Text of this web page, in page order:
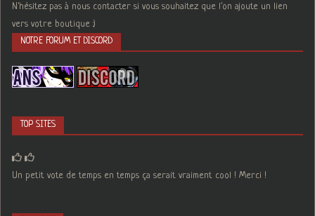
N'hésitez pas à nous contacter si vous souhaitez que l'on ajoute un lien
vers votre boutique :)
NOTRE FORUM ET DISCORD
TOP SITES
Un petit vote de temps en temps ça serait vraiment cool ! Merci !